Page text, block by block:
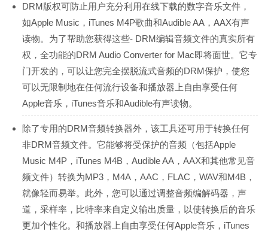
DRM版权可防止用户充分利用在线下载的数字音乐文件，
如Apple Music，iTunes M4P歌曲和Audible AA，AAX有声
读物。为了帮助您获得这些- DRM编辑音频文件的真实所有
权，全功能的DRM Audio Converter for Mac即将面世。它专
门开发的，可以让您完全摆脱流式音频的DRM保护，使您
可以无限制地在任何流行设备和播放器上自由享受任何
Apple音乐，iTunes音乐和Audible有声读物。
除了专用的DRM音频转换器外，该工具还可用于转换任何
非DRM音频文件。它能够将受保护的音频（包括Apple
Music M4P，iTunes M4B，Audible AA，AAX和其他常见音
频文件）转换为MP3，M4A，AAC，FLAC，WAV和M4B，
就像轻而易举。此外，您可以通过调整音频编解码器，声
道，采样率，比特率来自定义输出质量，以使转换后的音乐
更加个性化。和播放器上自由享受任何Apple音乐，iTunes